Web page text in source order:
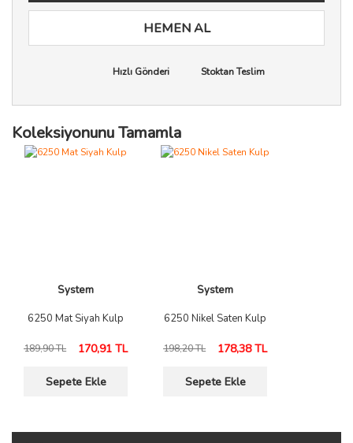
HEMEN AL
Hızlı Gönderi Stoktan Teslim
Koleksiyonunu Tamamla
System
6250 Mat Siyah Kulp
189,90 TL 170,91 TL
Sepete Ekle
System
6250 Nikel Saten Kulp
198,20 TL 178,38 TL
Sepete Ekle